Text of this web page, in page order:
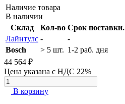
Наличие товара
В наличии
Склад
Кол-во Срок поставки.
Лайнтулс -
-
Bosch
> 5 шт. 1-2 раб. дня
44 564 ₽
Цена указана с НДС 22%
В корзину